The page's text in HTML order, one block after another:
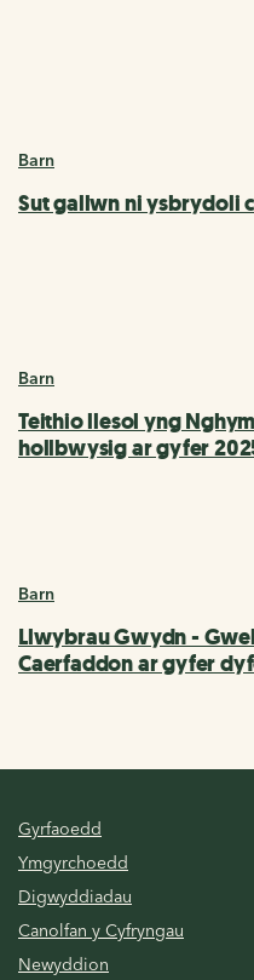
Barn
Sut gallwn ni ysbrydoli
Barn
Teithio llesol yng
hollbwysig ar gyfer
Barn
Llwybrau Gwydn -
Caerfaddon ar gyfer
Gyrfaoedd
Ymgyrchoedd
Digwyddiadau
Canolfan y Cyfryngau
Newyddion